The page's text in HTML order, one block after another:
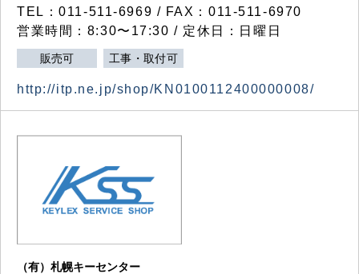
TEL：011-511-6969 / FAX：011-511-6970
営業時間：8:30〜17:30 / 定休日：日曜日
販売可 工事・取付可
http://itp.ne.jp/shop/KN0100112400000008/
（有）札幌キーセンター